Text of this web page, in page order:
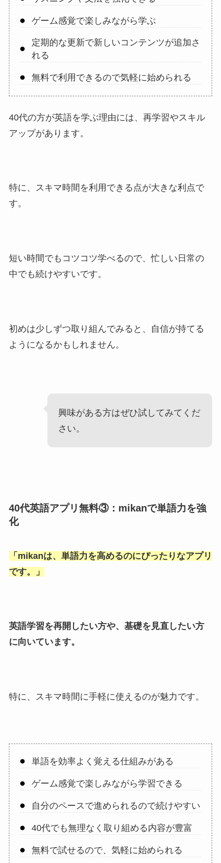
ゲーム感覚で楽しみながら学ぶ
定期的な更新で新しいコンテンツが追加さ
れる
無料で利用できるので気軽に始められる
40代の方が英語を学ぶ理由には、再学習やスキル
アップがあります。
特に、スキマ時間を利用できる点が大きな利点で
す。
短い時間でもコツコツ学べるので、忙しい日常の
中でも続けやすいです。
初めは少しずつ取り組んでみると、自信が持てる
ようになるかもしれません。
興味がある方はぜひ試してみてくだ
さい。
40代英語アプリ無料③：mikanで単語力を強
化
「 mikanは、単語力を高めるのにぴったりなアプリ
です。
」
英語学習を再開したい方や、基礎を見直したい方
に向いています。
特に、スキマ時間に手軽に使えるのが魅力です。
単語を効率よく覚える仕組みがある
ゲーム感覚で楽しみながら学習できる
自分のペースで進められるので続けやすい
40代でも無理なく取り組める内容が豊富
無料で試せるので、気軽に始められる